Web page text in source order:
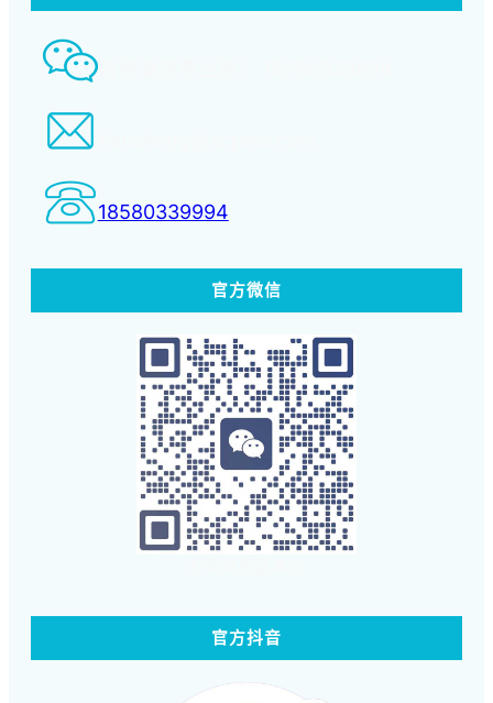
智慧酒店事业部： 18580339994
18580339994
官方微信
官方抖音